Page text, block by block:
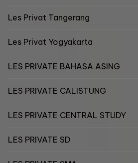
Les Privat Tangerang
Les Privat Yogyakarta
LES PRIVATE BAHASA ASING
LES PRIVATE CALISTUNG
LES PRIVATE CENTRAL STUDY
LES PRIVATE SD